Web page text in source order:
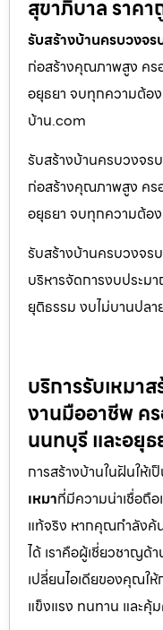
สุขาภิบาล ราค
รับสร้างบ้านครบวงจร
ก่อสร้างคุณภาพสูง คร
อยุธยา จบทุกความต้อง
บ้าน.com
รับสร้างบ้านครบวงจร
ก่อสร้างคุณภาพสูง คร
อยุธยา จบทุกความต้อ
รับสร้างบ้านครบวงจร
บริหารจัดการงบประม
ยุติธรรม งบไม่บานปล
บริการรับเหมา
งานมืออาชีพ ค
นนทบุรี และอยุธ
การสร้างบ้านในฝันให้
เหมาที่มีความน่าเชื่อถื
แท้จริง หากคุณกำลังค้
ได้ เราคือผู้เชี่ยวชาญด้
เปลี่ยนไอเดียของคุณใ
แข็งแรง ทนทาน และ